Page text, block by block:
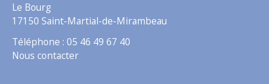
Le Bourg
17150 Saint-Martial-de-Mirambeau
Téléphone : 05 46 49 67 40
Nous contacter